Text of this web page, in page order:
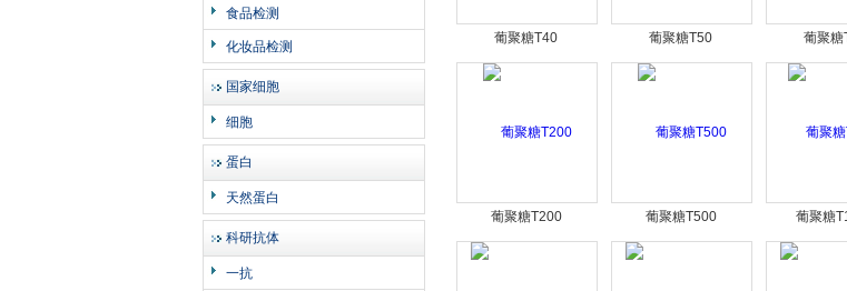
食品检测
化妆品检测
国家细胞
细胞
蛋白
天然蛋白
科研抗体
一抗
葡聚糖T40 葡聚糖T50 葡聚糖
葡聚糖T200 葡聚糖T500 葡聚糖